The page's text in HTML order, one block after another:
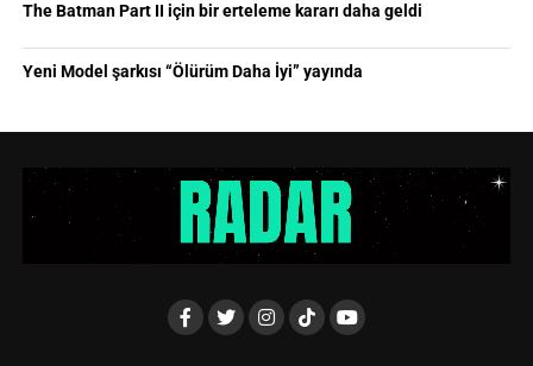
The Batman Part II için bir erteleme kararı daha geldi
Yeni Model şarkısı “Ölürüm Daha İyi” yayında